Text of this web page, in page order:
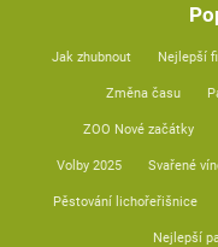
Jak zhubnout Nejlepší
Změna času
ZOO Nové začátky
Volby 2025 Svařené
Pěstování lichořeřišnice
Nejlepší